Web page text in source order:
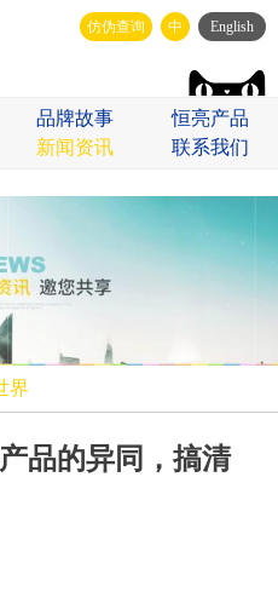
仿伪查询 中 English
品牌故事
恒亮产品
新闻资讯 联系我们
界
品的异同，搞清